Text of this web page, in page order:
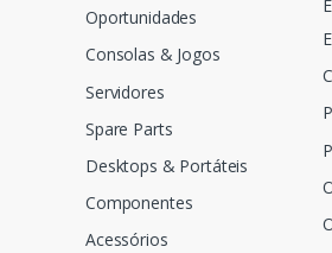
Oportunidades
Consolas & Jogos
Servidores
Spare Parts
Desktops & Portáteis
Componentes
Acessórios